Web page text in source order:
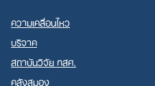
ความเคลื่อนไหว
บริจาค
สถาบันวิจัย กสศ.
คลังสมอง